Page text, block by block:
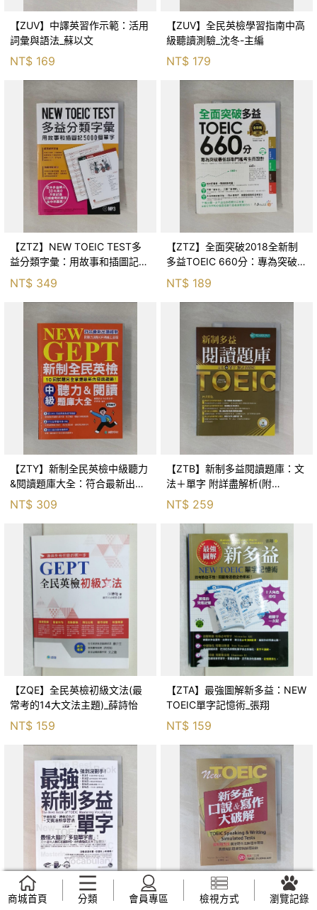
【ZUV】中譯英習作示範：活用
詞彙與語法_蘇以文
NT$ 169
【ZUV】全民英檢學習指南中高
級聽讀測驗_沈冬-主編
NT$ 179
【ZTZ】NEW TOEIC TEST多
益分類字彙：用故事和插圖記
5000個單字_林錦慧, 劉華珍
NT$ 349
【ZTZ】全面突破2018全新制
多益TOEIC 660分：專為突破最
低錄取門檻考生而設計(附
1CD)_Dean Liao
NT$ 189
【ZTY】新制全民英檢中級聽力
&閱讀題庫大全：符合最新出題
趨勢，10回試題完全掌握最新內
容與趨勢！_2本合售_國際語言
NT$ 309
【ZTB】新制多益閱讀題庫：文
法＋單字 附詳盡解析(附
MP3)_Amanda Chou
NT$ 259
【ZQE】全民英檢初級文法(最
常考的14大文法主題)_薛詩怡
NT$ 159
【ZTA】最強圖解新多益：NEW
TOEIC單字記憶術_張翔
NT$ 159
商城首頁 分類 會員專區 檢視方式 瀏覽記錄